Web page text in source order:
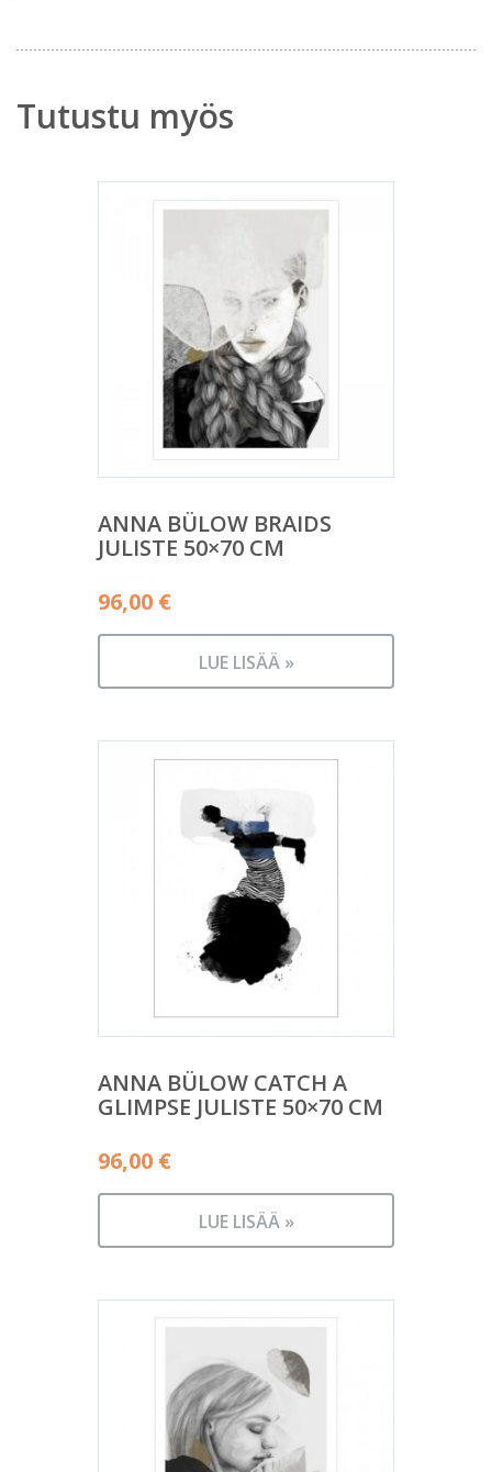
Tutustu myös
ANNA BÜLOW BRAIDS
JULISTE 50×70 CM
96,00 €
LUE LISÄÄ »
ANNA BÜLOW CATCH A
GLIMPSE JULISTE 50×70 CM
96,00 €
LUE LISÄÄ »